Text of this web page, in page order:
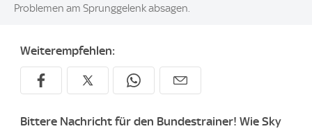
Problemen am Sprunggelenk absagen.
Weiterempfehlen:
Bittere Nachricht für den Bundestrainer! Wie Sky